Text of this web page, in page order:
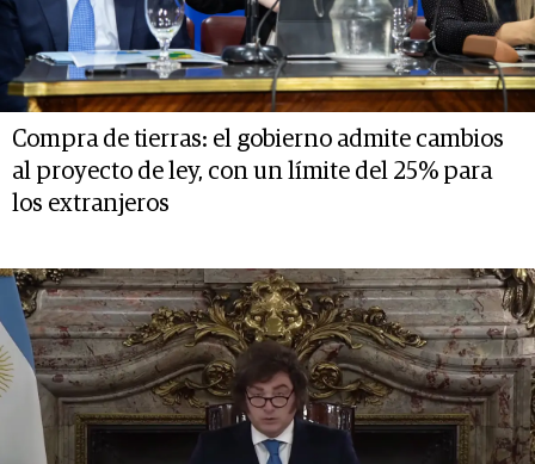
Compra de tierras: el gobierno admite cambios
al proyecto de ley, con un límite del 25% para
los extranjeros